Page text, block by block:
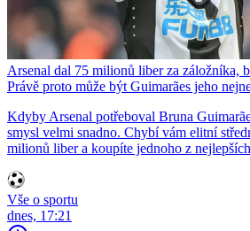
Arsenal dal 75 milionů liber za záložníka,
Právě proto může být Guimarães jeho
Kdyby Arsenal potřeboval Bruna
smysl velmi snadno. Chybí vám elitní
milionů liber a koupíte jednoho z
Vše o sportu
dnes, 17:21